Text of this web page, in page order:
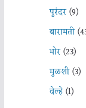
पुरंदर(9)
बारामती
भोर(23)
मुळशी(3)
वेल्हे(1)